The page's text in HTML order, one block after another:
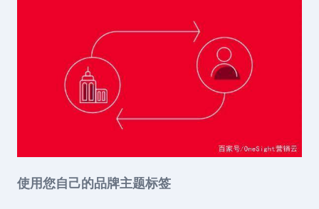
使用您自己的品牌主题标签